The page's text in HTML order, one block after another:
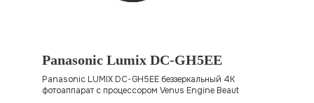
Panasonic Lumix DC-GH5EE
Panasonic LUMIX DC-GH5EE беззеркальный 4K
фотоаппарат с процессором Venus Engine Beaut